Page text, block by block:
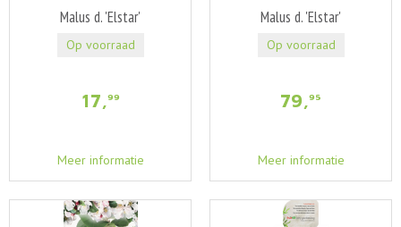
Malus d. 'Elstar'
17,99
Meer informatie
Op voorraad
Malus d. 'Elstar'
79,95
Meer informatie
Op voorraad